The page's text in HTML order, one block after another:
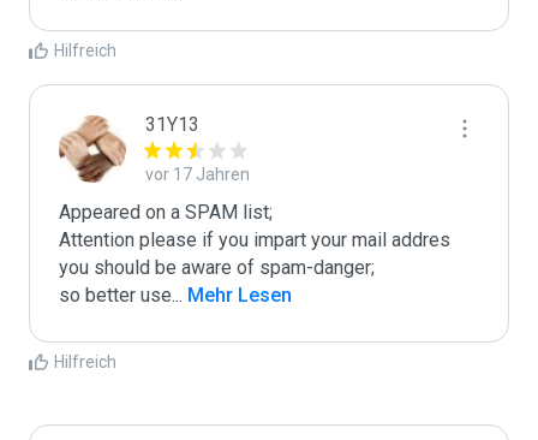
Hilfreich
31Y13
vor 17 Jahren
Appeared on a SPAM list;
Attention please if you impart your mail addres
you should be aware of spam-danger;
so better use... Mehr Lesen
Hilfreich